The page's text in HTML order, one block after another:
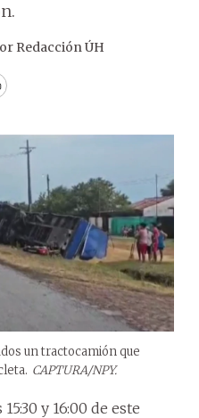
Redacción ÚH
un tractocamión que
CAPTURA/NPY.
y 16:00 de este